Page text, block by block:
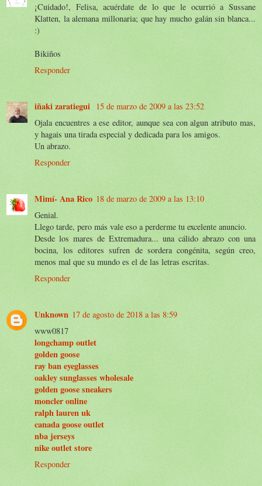
¡Cuidado!, Felisa, acuérdate de lo que le ocurrió a Sussane
Klatten, la alemana millonaria; que hay mucho galán sin blanca...
:)
Bikiños
Responder
iñaki zaratiegui
15 de marzo de 2009 a las 23:52
Ojala encuentres a ese editor, aunque sea con algun atributo mas,
y hagais una tirada especial y dedicada para los amigos.
Un abrazo.
Responder
Mimí- Ana Rico 18 de marzo de 2009 a las 13:10
Genial.
Llego tarde, pero más vale eso a perderme tu excelente anuncio.
Desde los mares de Extremadura... una cálido abrazo con una
bocina, los editores sufren de sordera congénita, según creo,
menos mal que su mundo es el de las letras escritas.
Responder
Unknown 17 de agosto de 2018 a las 8:59
www0817
longchamp outlet
golden goose
ray ban eyeglasses
oakley sunglasses wholesale
golden goose sneakers
moncler online
ralph lauren uk
canada goose outlet
nba jerseys
nike outlet store
Responder